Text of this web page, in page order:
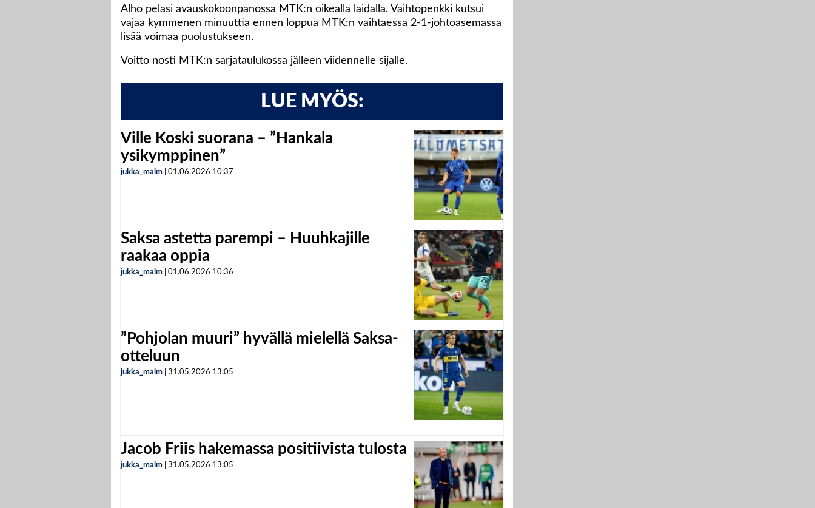
Alho pelasi avauskokoonpanossa MTK:n oikealla laidalla. Vaihtopenkki kutsui
vajaa kymmenen minuuttia ennen loppua MTK:n vaihtaessa 2-1-johtoasemassa
lisää voimaa puolustukseen.
Voitto nosti MTK:n sarjataulukossa jälleen viidennelle sijalle.
LUE MYÖS:
Ville Koski suorana – ”Hankala
ysikymppinen”
jukka_malm 01.06.2026 10:37
Saksa astetta parempi – Huuhkajille
raakaa oppia
jukka_malm 01.06.2026 10:36
”Pohjolan muuri” hyvällä mielellä Saksa-
otteluun
jukka_malm 31.05.2026 13:05
Jacob Friis hakemassa positiivista tulosta
jukka_malm 31.05.2026 13:05